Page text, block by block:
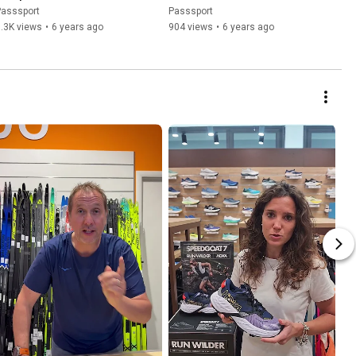
e quali
views • 6 years ago
tanto uguali
Passsport
904 views • 6 years ago